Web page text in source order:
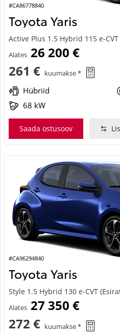
#CA86778840
Toyota Yaris
Active Plus 1.5 Hybrid 115 e-
Alates 26 200 €
261 € kuumakse *
Hübriid
68 kW
Saada ostusoov
#CA96294840
Toyota Yaris
Style 1.5 Hybrid 130 e-CVT
Alates 27 350 €
272 € kuumakse *